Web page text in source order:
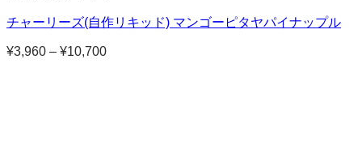
チャーリーズ(自作リキッド) マンゴーピタヤパイナップル
¥3,960 – ¥10,700価